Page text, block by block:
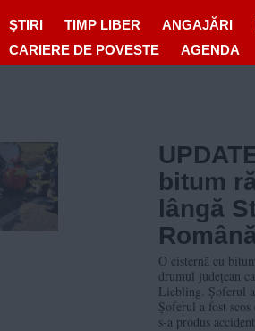
ŞTIRI TIMP LIBER ANGAJĂRI
CARIERE DE POVESTE
AGENDA
bitum
lângă
rămas
O cisternă cu
drumul județean
Liebling. Șoferul
Șoferul a fost
s-a produs